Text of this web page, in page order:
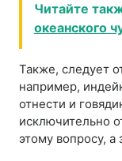
Читайте
океанского
Также, следует
например,
отнести и
исключительно
этому вопросу, а